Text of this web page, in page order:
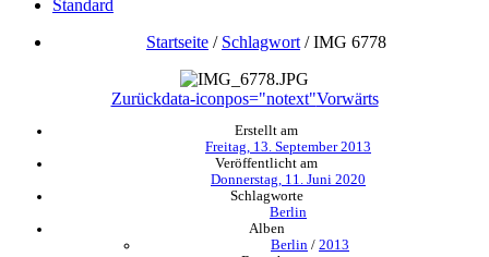
Standard
Startseite / Schlagwort /IMG 6778
Zurückdata-iconpos="notext"Vorwärts
Erstellt am
Freitag, 13. September 2013
Veröffentlicht am
Donnerstag, 11. Juni 2020
Schlagworte
Berlin
Alben
Berlin / 2013